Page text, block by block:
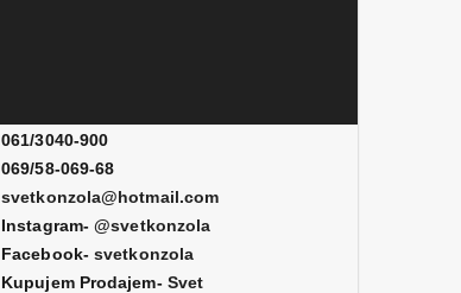
061/3040-900
069/58-069-68
svetkonzola@hotmail.com
Instagram-@svetkonzola
Facebook- svetkonzola
Kupujem Prodajem- Svet